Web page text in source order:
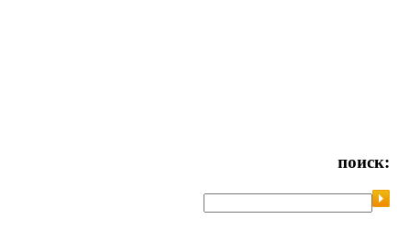
поиск: